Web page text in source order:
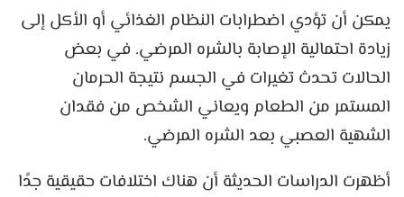
يمكن أن تؤدي اضطرابات النظام الغذائي أو الأكل إلى
زيادة احتمالية الإصابة بالشره المرضي. في بعض
الحالات تحدث تغيرات في الجسم نتيجة الحرمان
المستمر من الطعام ويعاني الشخص من فقدان
الشهية العصبي بعد الشره المرضي.
أظهرت الدراسات الحديثة أن هناك اختلافات حقيقية جدًا